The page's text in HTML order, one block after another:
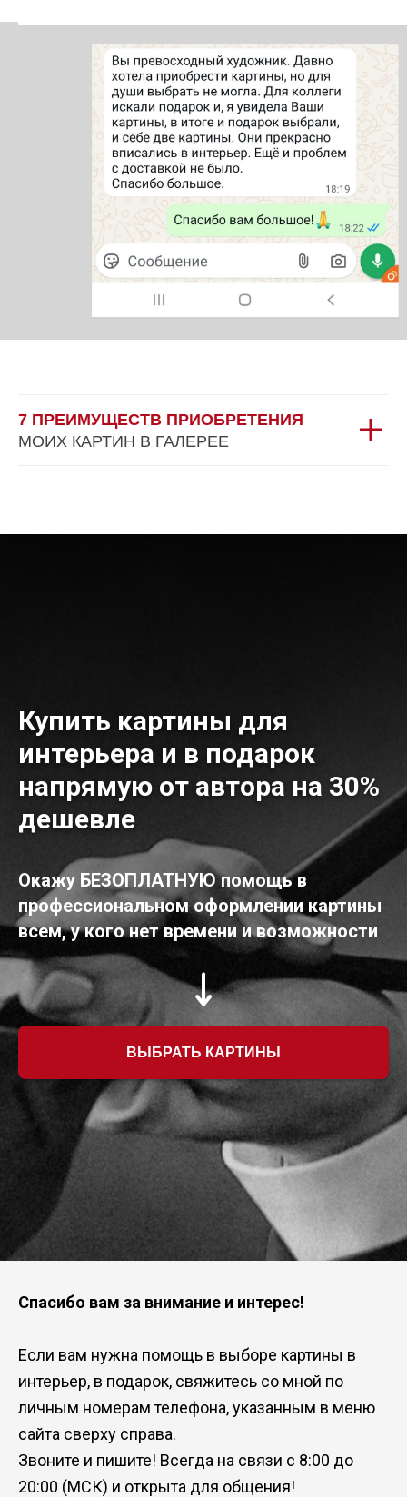
7 ПРЕИМУЩЕСТВ ПРИОБРЕТЕНИЯ
МОИХ КАРТИН В ГАЛЕРЕЕ
Купить картины для
интерьера и в подарок
напрямую от автора на 30%
дешевле
Окажу БЕЗОПЛАТНУЮ помощь в
профессиональном оформлении картины
всем, у кого нет времени и возможности
ВЫБРАТЬ КАРТИНЫ
Спасибо вам за внимание и интерес!
Если вам нужна помощь в выборе картины в
интерьер, в подарок, свяжитесь со мной по
личным номерам телефона, указанным в меню
сайта сверху справа.
Звоните и пишите! Всегда на связи с 8:00 до
20:00 (МСК) и открыта для общения!